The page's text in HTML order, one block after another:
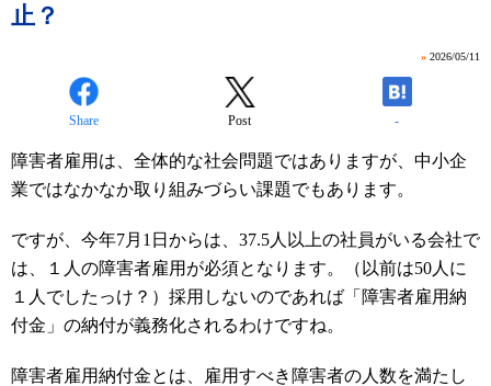
止？
» 2026/05/11
Share Post -
障害者雇用は、全体的な社会問題ではありますが、中小企
業ではなかなか取り組みづらい課題でもあります。
ですが、今年7月1日からは、37.5人以上の社員がいる会社で
は、１人の障害者雇用が必須となります。（以前は50人に
１人でしたっけ？）採用しないのであれば「 障害者雇用納
付金」の納付が義務化されるわけですね。
障害者雇用納付金とは、雇用すべき障害者の人数を満たし